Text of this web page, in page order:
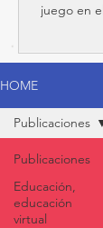
del
juego en
HOME
Publicaciones
Educación,
educación
virtual
Publicaciones